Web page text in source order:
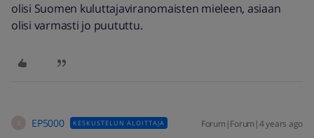
olisi Suomen kuluttajaviranomaisten mieleen, asiaan
olisi varmasti jo puututtu.
EP5000 KESKUSTELUN ALOITTAJA Forum|Forum|4 years ago